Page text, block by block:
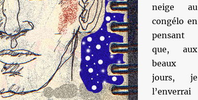
neige au
congélo en
pensant
que, aux
beaux
jours, je
l’enverrai